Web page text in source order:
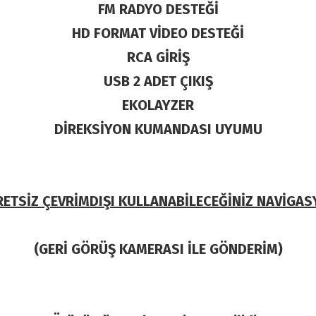
FM RADYO DESTEĞİ
HD FORMAT VİDEO DESTEĞİ
RCA GİRİŞ
USB 2 ADET ÇIKIŞ
EKOLAYZER
DİREKSİYON KUMANDASI UYUMU
ÇEVRİMDIŞI KULLANABİLECEĞİNİZ
(GERİ GÖRÜŞ KAMERASI İLE GÖNDERİM)